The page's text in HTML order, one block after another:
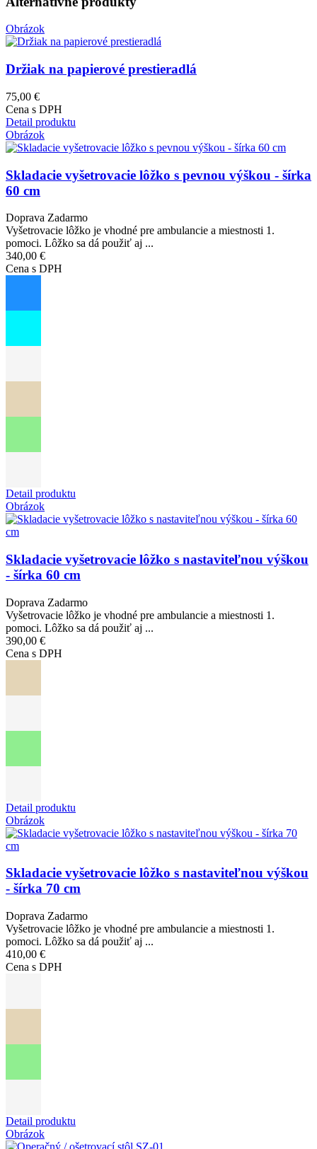
Obrázok
Držiak na papierové prestieradlá
75,00 €
Cena s DPH
Detail produktu
Obrázok
Skladacie vyšetrovacie lôžko s pevnou výškou - šírka
60 cm
Doprava Zadarmo
Vyšetrovacie lôžko je vhodné pre ambulancie a miestnosti 1.
pomoci. Lôžko sa dá použiť aj ...
340,00 €
Cena s DPH
Detail produktu
Obrázok
Skladacie vyšetrovacie lôžko s nastaviteľnou výškou
- šírka 60 cm
Doprava Zadarmo
Vyšetrovacie lôžko je vhodné pre ambulancie a miestnosti 1.
pomoci. Lôžko sa dá použiť aj ...
390,00 €
Cena s DPH
Detail produktu
Obrázok
Skladacie vyšetrovacie lôžko s nastaviteľnou výškou
- šírka 70 cm
Doprava Zadarmo
Vyšetrovacie lôžko je vhodné pre ambulancie a miestnosti 1.
pomoci. Lôžko sa dá použiť aj ...
410,00 €
Cena s DPH
Detail produktu
Obrázok